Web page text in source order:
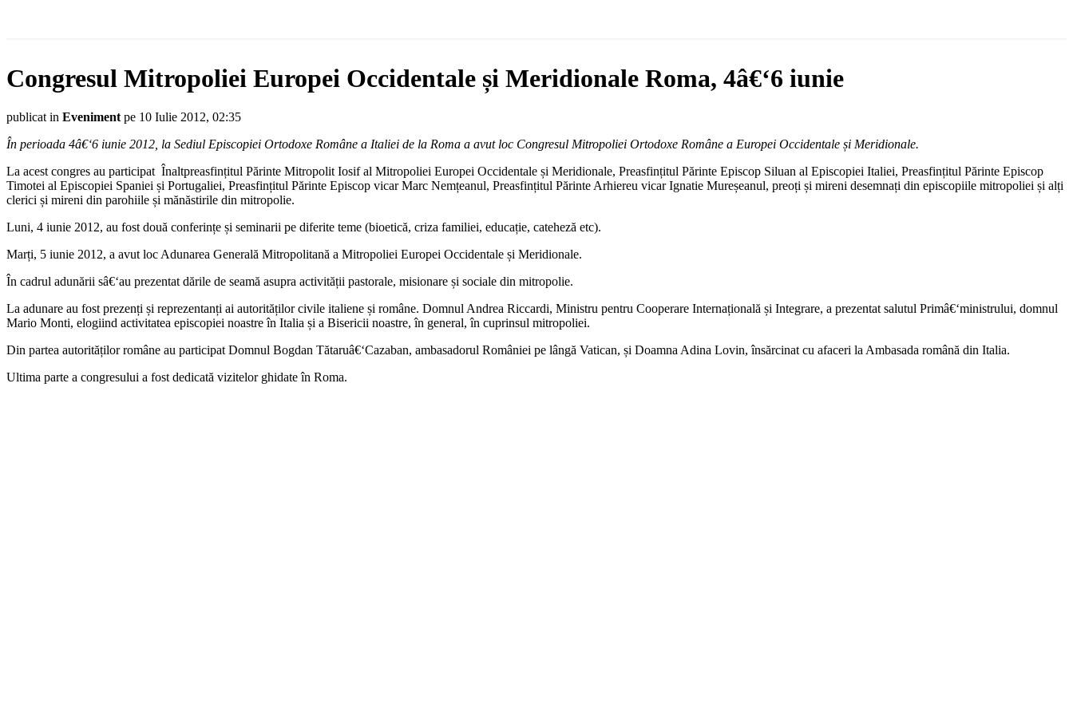
Congresul Mitropoliei Europei Occidentale și Meridionale Roma, 4â€‘6 iunie
publicat in Evenimentpe 10 Iulie 2012, 02:35
În perioada 4â€‘6 iunie 2012, la Sediul Episcopiei Ortodoxe Române a Italiei de la Roma a avut loc Congresul Mitropoliei Ortodoxe Române a Europei Occidentale și Meridionale.
La acest congres au participat Înaltpreasfințitul Părinte Mitropolit Iosif al Mitropoliei Europei Occidentale și Meridionale, Preasfințitul Părinte Episcop Siluan al Episcopiei Italiei, Preasfințitul Părinte Episcop
Timotei al Episcopiei Spaniei și Portugaliei, Preasfințitul Părinte Episcop vicar Marc Nemțeanul, Preasfințitul Părinte Arhiereu vicar Ignatie Mureșeanul, preoți și mireni desemnați din episcopiile mitropoliei și alți
clerici și mireni din parohiile și mănăstirile din mitropolie.
Luni, 4 iunie 2012, au fost două conferințe și seminarii pe diferite teme (bioetică, criza familiei, educație, cateheză etc).
Marți, 5 iunie 2012, a avut loc Adunarea Generală Mitropolitană a Mitropoliei Europei Occidentale și Meridionale.
În cadrul adunării sâ€‘au prezentat dările de seamă asupra activității pastorale, misionare și sociale din mitropolie.
La adunare au fost prezenți și reprezentanți ai autorităților civile italiene și române. Domnul Andrea Riccardi, Ministru pentru Cooperare Internațională și Integrare, a prezentat salutul Primâ€‘ministrului, domnul
Mario Monti, elogiind activitatea episcopiei noastre în Italia și a Bisericii noastre, în general, în cuprinsul mitropoliei.
Din partea autorităților române au participat Domnul Bogdan Tătaruâ€‘Cazaban, ambasadorul României pe lângă Vatican, și Doamna Adina Lovin, însărcinat cu afaceri la Ambasada română din Italia.
Ultima parte a congresului a fost dedicată vizitelor ghidate în Roma.